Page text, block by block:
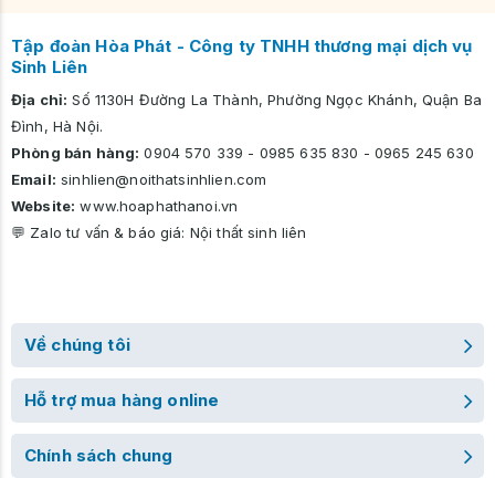
Tập đoàn Hòa Phát - Công ty TNHH thương mại dịch vụ
Sinh Liên
Địa chỉ: Số 1130H Đường La Thành, Phường Ngọc Khánh, Quận Ba
Đình, Hà Nội.
Phòng bán hàng: 0904 570 339 - 0985 635 830 - 0965 245 630
Email: sinhlien@noithatsinhlien.com
Website: www.hoaphathanoi.vn
💬 Zalo tư vấn & báo giá: Nội thất sinh liên
Về chúng tôi
Hỗ trợ mua hàng online
Chính sách chung